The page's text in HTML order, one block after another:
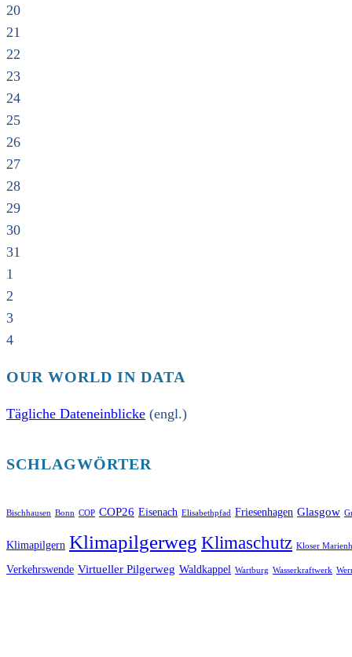
20
21
22
23
24
25
26
27
28
29
30
31
1
2
3
4
OUR WORLD IN DATA
Tägliche Dateneinblicke (engl.)
SCHLAGWÖRTER
Bischhausen Bonn COP COP26 Eisenach Elisabethpfad Friesenhagen Glasgow
Klimapilgern Klimapilgerweg Klimaschutz Kloser
Verkehrswende Virtueller Pilgerweg Waldkappel Wartburg Wasserkraftwerk